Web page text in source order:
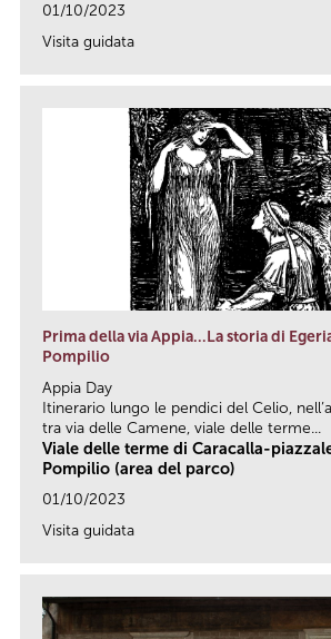
01/10/2023
Visita guidata
Prima della via Appia…La storia di
Pompilio
Appia Day
Itinerario lungo le pendici del Celio,
tra via delle Camene, viale delle terme...
Viale delle terme di Caracalla-
Pompilio (area del parco)
01/10/2023
Visita guidata